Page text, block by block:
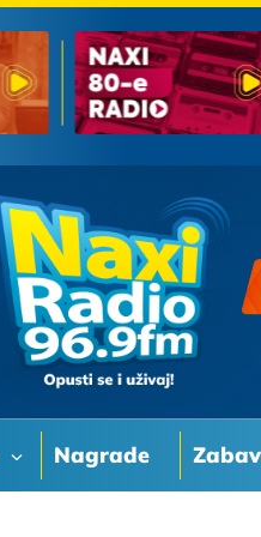
Nagrade